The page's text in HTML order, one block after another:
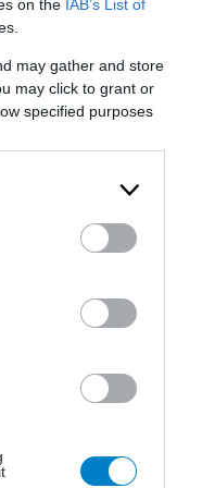
on the IAB’s List of
may gather and store
may click to grant or
specified purposes